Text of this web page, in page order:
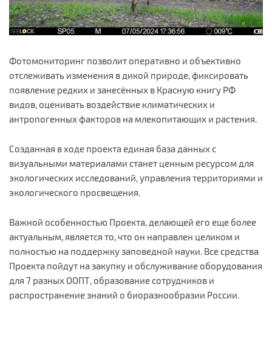
Фотомониторинг позволит оперативно и объективно
отслеживать изменения в дикой природе, фиксировать
появление редких и занесённых в Красную книгу РФ
видов, оценивать воздействие климатических и
антропогенных факторов на млекопитающих и растения.
Созданная в ходе проекта единая база данных с
визуальными материалами станет ценным ресурсом для
экологических исследований, управления территориями и
экологического просвещения.
Важной особенностью Проекта, делающей его еще более
актуальным, является то, что он направлен целиком и
полностью на поддержку заповедной науки. Все средства
Проекта пойдут на закупку и обслуживание оборудования
для 7 разных ООПТ, образование сотрудников и
распространение знаний о биоразнообразии России.